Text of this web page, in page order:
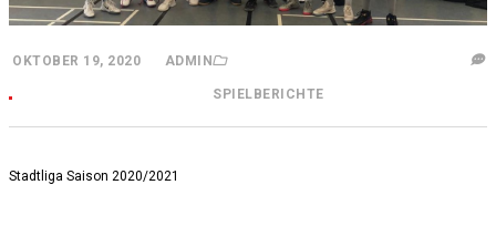
OKTOBER 19, 2020 ADMIN
SPIELBERICHTE
Stadtliga Saison 2020/2021